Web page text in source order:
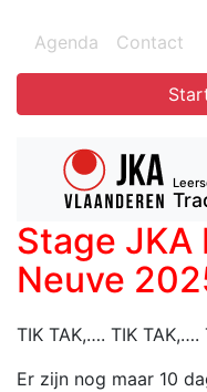
Agenda Contact
Stage
Neuve
TIK TAK,…. TIK TAK,….
Er zijn nog maar 10